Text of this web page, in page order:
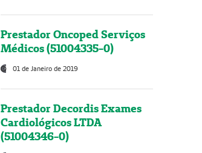
Prestador Oncoped Serviços
Médicos (51004335-0)
01 de Janeiro de 2019
Prestador Decordis Exames
Cardiológicos LTDA
(51004346-0)